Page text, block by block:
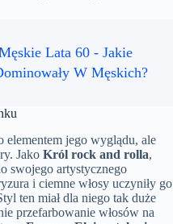
Lata 60 - Jakie
W Męskich?
elementem jego wyglądu, ale
Jako Król rock and rolla,
swojego artystycznego
i ciemne włosy uczyniły go
ten miał dla niego tak duże
przefarbowanie włosów na